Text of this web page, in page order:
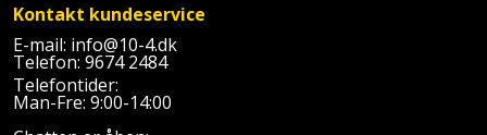
Rumdeler
Sand
og
grus
Markeringsværktøj
Mejsel
Forlængerledning
Fugepistol
Havemøbler
Havepleje
Kontakt kundeservice
E-mail: info@10-4.dk
Telefon: 9674 2484
Telefontider:
Man-Fre: 9:00-14:00